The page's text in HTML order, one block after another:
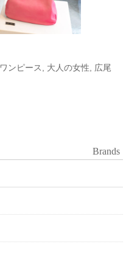
ワンピース 大人の女性
広尾
Brands